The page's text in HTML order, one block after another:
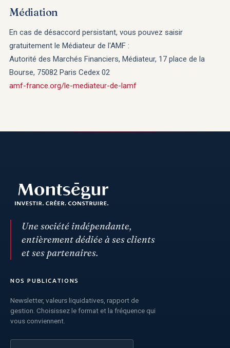
Médiation
En cas de désaccord persistant, vous pouvez saisir
gratuitement le Médiateur de l'AMF :
Autorité des Marchés Financiers, Médiateur, 17 place de la
Bourse, 75082 Paris Cedex 02
amf-france.org/le-mediateur-de-lamf
Une société indépendante,
entièrement dédiée à ses clients
et ses partenaires.
NOS PUBLICATIONS
Newsletter, valeurs liquidatives, rapport de
gestion. Choisissez le format et la fréquence qui
vous conviennent.